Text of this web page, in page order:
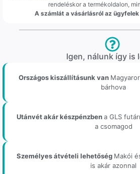
rendeléskor a termékoldalon,
A számlát a vásárlásról az
Igen, nálunk így is
Országos kiszállításunk van
bárhova
Utánvét akár készpénzbena GLS
a csomagod
Személyes átvételi lehetőség Makói
is akár azonnal